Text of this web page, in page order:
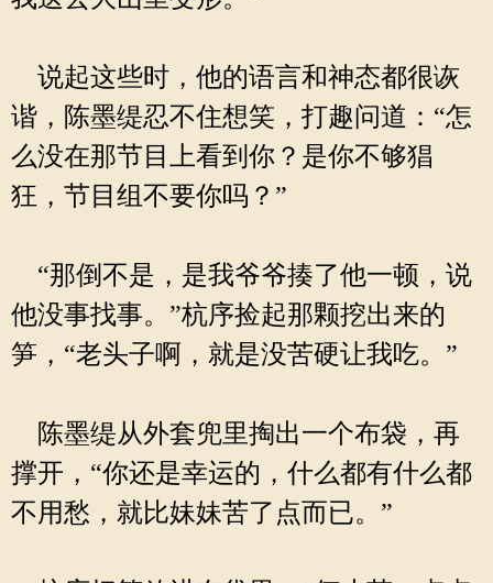
说起这些时，他的语言和神态都很诙
谐，陈墨缇忍不住想笑，打趣问道：“怎
么没在那节目上看到你？是你不够猖
狂，节目组不要你吗？”
“那倒不是，是我爷爷揍了他一顿，说
他没事找事。”杭序捡起那颗挖出来的
笋，“老头子啊，就是没苦硬让我吃。”
陈墨缇从外套兜里掏出一个布袋，再
撑开，“你还是幸运的，什么都有什么都
不用愁，就比妹妹苦了点而已。”